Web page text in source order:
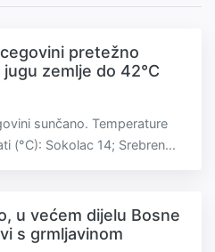
pretežno
zemlje do 42°C
sunčano. Temperature
(°C): Sokolac 14; Srebren...
u većem dijelu Bosne
s grmljavinom